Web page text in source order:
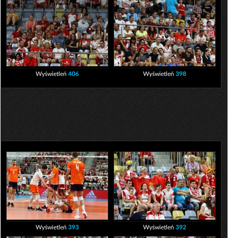
Wyświetleń 406 Wyświetleń 398
Wyświetleń 393 Wyświetleń 392